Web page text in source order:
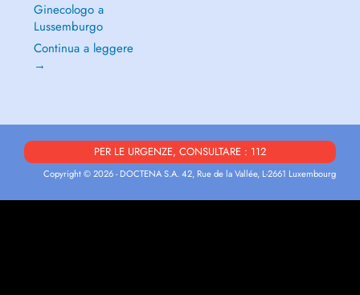
Ginecologo a
Lussemburgo
Continua a leggere
→
PER LE URGENZE, CONSULTARE : 112
Copyright © 2026 - DOCTENA S.A. 42, Rue de la Vallée, L-2661 Luxembourg